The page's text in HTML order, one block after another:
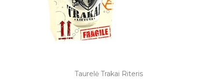
Taurelė Trakai Riteris